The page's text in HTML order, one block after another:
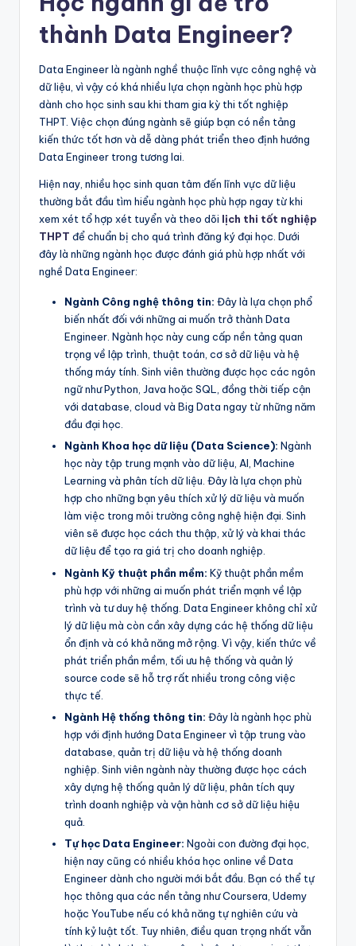
thành Data Engineer?
Data Engineer là ngành nghề thuộc lĩnh vực công nghệ và
dữ liệu, vì vậy có khá nhiều lựa chọn ngành học phù hợp
dành cho học sinh sau khi tham gia kỳ thi tốt nghiệp
THPT. Việc chọn đúng ngành sẽ giúp bạn có nền tảng
kiến thức tốt hơn và dễ dàng phát triển theo định hướng
Data Engineer trong tương lai.
Hiện nay, nhiều học sinh quan tâm đến lĩnh vực dữ liệu
thường bắt đầu tìm hiểu ngành học phù hợp ngay từ khi
xem xét tổ hợp xét tuyển và theo dõi lịch thi tốt nghiệp
THPT để chuẩn bị cho quá trình đăng ký đại học. Dưới
đây là những ngành học được đánh giá phù hợp nhất với
nghề Data Engineer:
Ngành Công nghệ thông tin: Đây là lựa chọn phổ
biến nhất đối với những ai muốn trở thành Data
Engineer. Ngành học này cung cấp nền tảng quan
trọng về lập trình, thuật toán, cơ sở dữ liệu và hệ
thống máy tính. Sinh viên thường được học các ngôn
ngữ như Python, Java hoặc SQL, đồng thời tiếp cận
với database, cloud và Big Data ngay từ những năm
đầu đại học.
Ngành Khoa học dữ liệu (Data Science): Ngành
học này tập trung mạnh vào dữ liệu, AI, Machine
Learning và phân tích dữ liệu. Đây là lựa chọn phù
hợp cho những bạn yêu thích xử lý dữ liệu và muốn
làm việc trong môi trường công nghệ hiện đại. Sinh
viên sẽ được học cách thu thập, xử lý và khai thác
dữ liệu để tạo ra giá trị cho doanh nghiệp.
Ngành Kỹ thuật phần mềm: Kỹ thuật phần mềm
phù hợp với những ai muốn phát triển mạnh về lập
trình và tư duy hệ thống. Data Engineer không chỉ xử
lý dữ liệu mà còn cần xây dựng các hệ thống dữ liệu
ổn định và có khả năng mở rộng. Vì vậy, kiến thức về
phát triển phần mềm, tối ưu hệ thống và quản lý
source code sẽ hỗ trợ rất nhiều trong công việc
thực tế.
Ngành Hệ thống thông tin: Đây là ngành học phù
hợp với định hướng Data Engineer vì tập trung vào
database, quản trị dữ liệu và hệ thống doanh
nghiệp. Sinh viên ngành này thường được học cách
xây dựng hệ thống quản lý dữ liệu, phân tích quy
trình doanh nghiệp và vận hành cơ sở dữ liệu hiệu
quả.
Tự học Data Engineer: Ngoài con đường đại học,
hiện nay cũng có nhiều khóa học online về Data
Engineer dành cho người mới bắt đầu. Bạn có thể tự
học thông qua các nền tảng như Coursera, Udemy
hoặc YouTube nếu có khả năng tự nghiên cứu và
tính kỷ luật tốt. Tuy nhiên, điều quan trọng nhất vẫn